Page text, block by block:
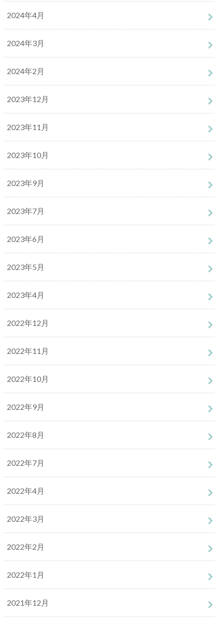
2024年4月
2024年3月
2024年2月
2023年12月
2023年11月
2023年10月
2023年9月
2023年7月
2023年6月
2023年5月
2023年4月
2022年12月
2022年11月
2022年10月
2022年9月
2022年8月
2022年7月
2022年4月
2022年3月
2022年2月
2022年1月
2021年12月